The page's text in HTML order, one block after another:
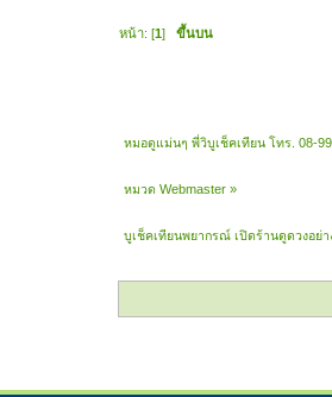
หน้า: [1]ขึ้นบน
หมอดูแม่นๆ พี่วิบูเช็คเทียน โทร. 08-
หมวด Webmaster »
บูเช็คเทียนพยากรณ์ เปิดร้านดูดวงอย่า